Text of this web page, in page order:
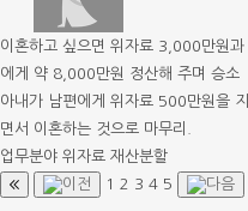
이혼하고 싶으면 위자료 3,000만원
에게 약 8,000만원 정산해 주며 승소
아내가 남편에게 위자료 500만원을
면서 이혼하는 것으로 마무리.
업무분야 위자료 재산분할
1
2 3 4 5